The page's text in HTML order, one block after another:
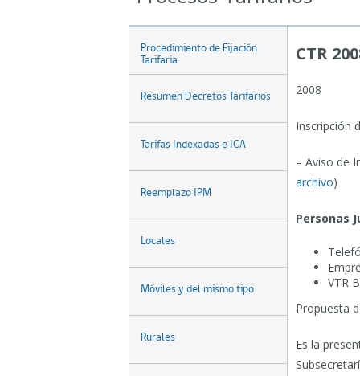
Procedimiento de Fijación
Tarifaria
Resumen Decretos Tarifarios
Tarifas Indexadas e ICA
Reemplazo IPM
Locales
Móviles y del mismo tipo
Rurales
CTR
2008
Inscripción
– Aviso de
archivo)
Personas
VTR
Propuesta
Es la